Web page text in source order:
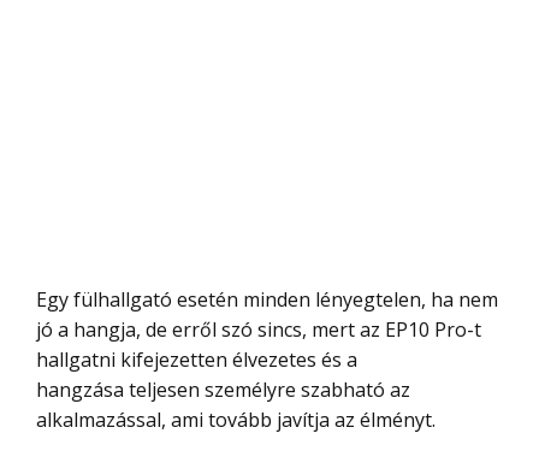
Egy fülhallgató esetén minden lényegtelen, ha nem
jó a hangja, de erről szó sincs, mert az EP10 Pro-t
hallgatni kifejezetten élvezetes és a
hangzása teljesen személyre szabható az
alkalmazással, ami tovább javítja az élményt.